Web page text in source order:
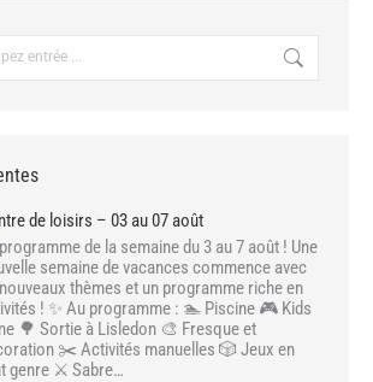
de loisirs – 03 au 07 août
de la semaine du 3 au 7 août ! Une
semaine de vacances commence avec
thèmes et un programme riche en
! ✨ Au programme : 🏊 Piscine 🎮 Kids
🌳 Sortie à Lisledon 🎨 Fresque et
✂️ Activités manuelles 🎲 Jeux en
genre ⚔️ Sabre…